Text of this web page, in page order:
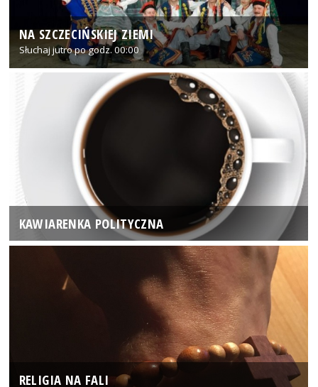
NA SZCZECIŃSKIEJ ZIEMI
Słuchaj jutro po godz. 00:00
KAWIARENKA POLITYCZNA
RELIGIA NA FALI